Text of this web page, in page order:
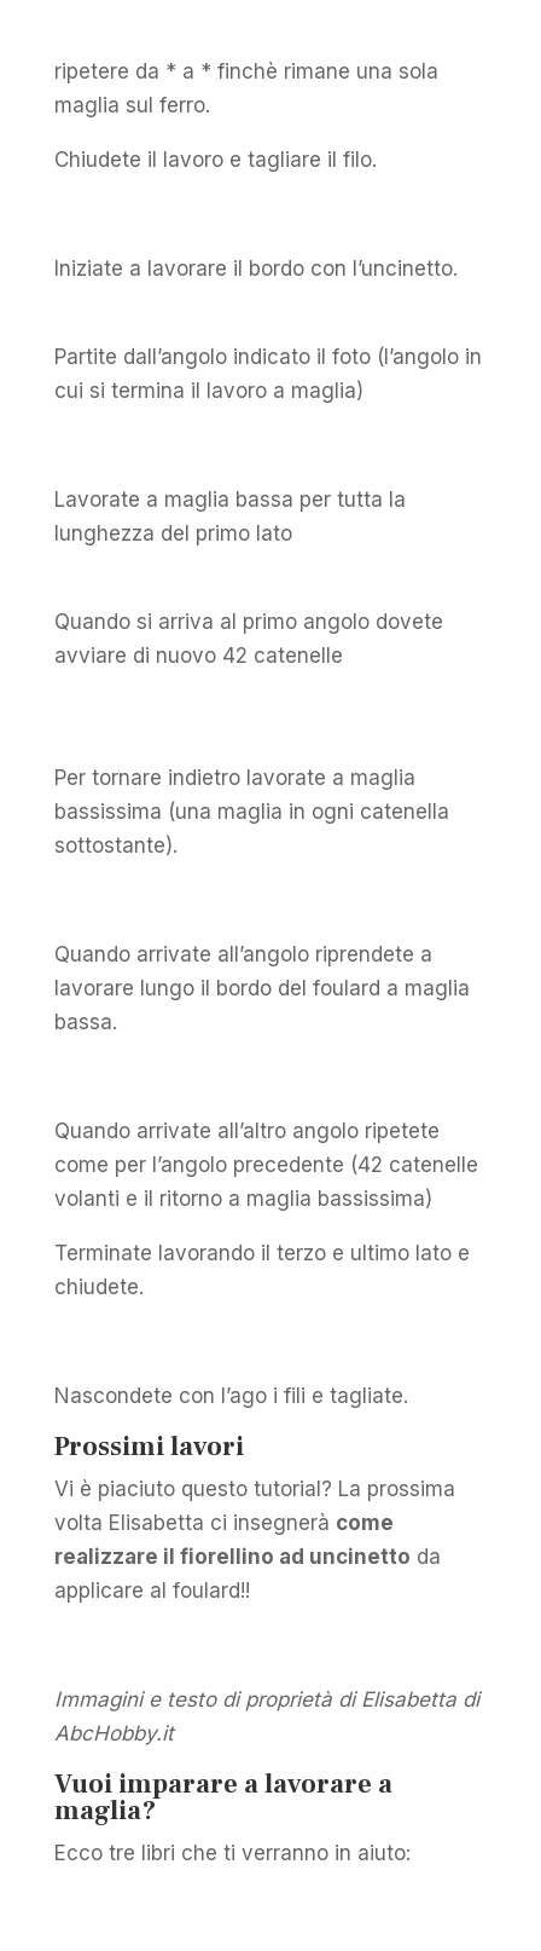
ripetere da * a * finchè rimane una sola
maglia sul ferro.
Chiudete il lavoro e tagliare il filo.
Iniziate a lavorare il bordo con l’uncinetto.
Partite dall’angolo indicato il foto (l’angolo in
cui si termina il lavoro a maglia)
Lavorate a maglia bassa per tutta la
lunghezza del primo lato
Quando si arriva al primo angolo dovete
avviare di nuovo 42 catenelle
Per tornare indietro lavorate a maglia
bassissima (una maglia in ogni catenella
sottostante).
Quando arrivate all’angolo riprendete a
lavorare lungo il bordo del foulard a maglia
bassa.
Quando arrivate all’altro angolo ripetete
come per l’angolo precedente (42 catenelle
volanti e il ritorno a maglia bassissima)
Terminate lavorando il terzo e ultimo lato e
chiudete.
Nascondete con l’ago i fili e tagliate.
Prossimi lavori
Vi è piaciuto questo tutorial? La prossima
volta Elisabetta ci insegnerà come
realizzare il fiorellino ad uncinetto da
applicare al foulard!!
Immagini e testo di proprietà di Elisabetta di
AbcHobby.it
Vuoi imparare a lavorare a
maglia?
Ecco tre libri che ti verranno in aiuto: